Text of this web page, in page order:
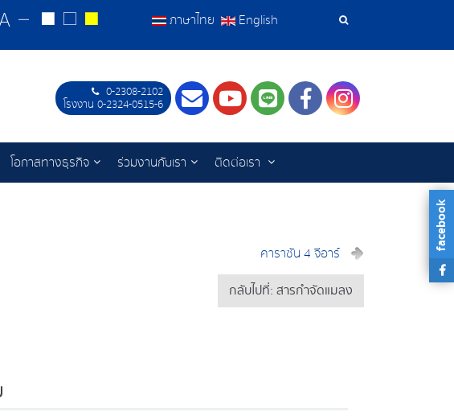
เครื่อง
ค้นหา
ภาษาไทย English
0-2308-2102
โรงงาน 0-2324-0515-6
ContactYoutube
LINEFacebookInstagram
โอกาสทางธุรกิจ ร่วมงานกับเรา ติดต่อเรา
คาราซัน 4 จีอาร์
กลับไปที่: สารกำจัดแมลง
facebook